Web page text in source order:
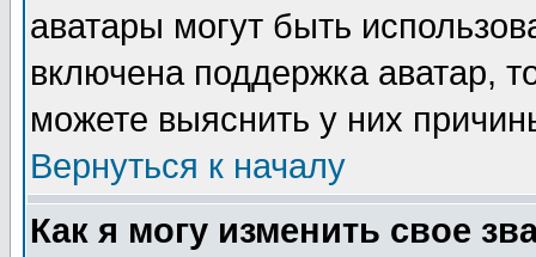
аватары могут быть
включена поддержка аватар,
можете выяснить у них
Вернуться к началу
Как я могу изменить свое